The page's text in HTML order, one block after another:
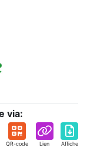
via:
QR-code Lien Affiche